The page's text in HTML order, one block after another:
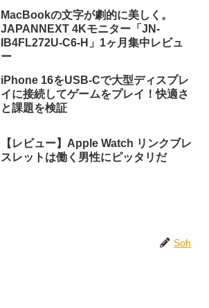
MacBookの文字が劇的に美しく。
JAPANNEXT 4Kモニター「JN-
IB4FL272U-C6-H」1ヶ月集中レビュ
ー
iPhone 16をUSB-Cで大型ディスプレ
イに接続してゲームをプレイ！快適さ
と課題を検証
【レビュー】Apple Watch リンクブレ
スレットは働く男性にピッタリだ
Soh